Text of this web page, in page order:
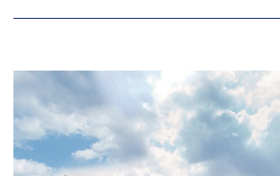
看護学部・編入学
学校生活